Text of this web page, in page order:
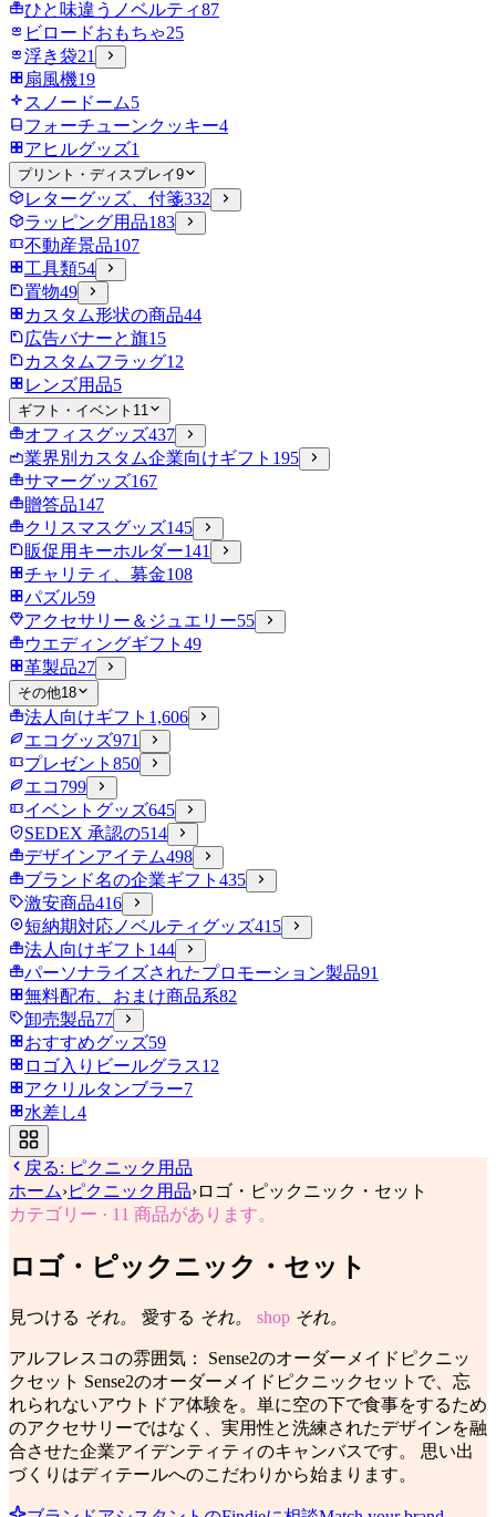
ひと味違うノベルティ87
ビロードおもちゃ25
浮き袋21
扇風機19
スノードーム5
フォーチューンクッキー4
アヒルグッズ1
プリント・ディスプレイ9
レターグッズ、付箋332
ラッピング用品183
不動産景品107
工具類54
置物49
カスタム形状の商品44
広告バナーと旗15
カスタムフラッグ12
レンズ用品5
ギフト・イベント 11
オフィスグッズ437
業界別カスタム企業向けギフト 195
サマーグッズ167
贈答品147
クリスマスグッズ145
販促用キーホルダー141
チャリティ、募金108
パズル59
アクセサリー＆ジュエリー55
ウエディングギフト 49
革製品27
その他18
法人向けギフト 1,606
エコグッズ971
プレゼント 850
エコ 799
イベントグッズ645
SEDEX 承認の514
デザインアイテム498
ブランド名の企業ギフト 435
激安商品416
短納期対応ノベルティグッズ415
法人向けギフト 144
パーソナライズされたプロモーション製品91
無料配布、おまけ商品系82
卸売製品77
おすすめグッズ59
ロゴ入りビールグラス12
アクリルタンブラー7
水差し4
戻る: ピクニック用品
ホーム›ピクニック用品›ロゴ・ピックニック・セット
カテゴリー · 11 商品があります。
ロゴ・ピックニック・セット
見つける それ。 愛する それ。 shop それ。
アルフレスコの雰囲気： Sense2のオーダーメイドピクニッ
クセット Sense2のオーダーメイドピクニックセットで、忘
れられないアウトドア体験を。単に空の下で食事をするため
のアクセサリーではなく、実用性と洗練されたデザインを融
合させた企業アイデンティティのキャンバスです。 思い出
づくりはディテールへのこだわりから始まります。